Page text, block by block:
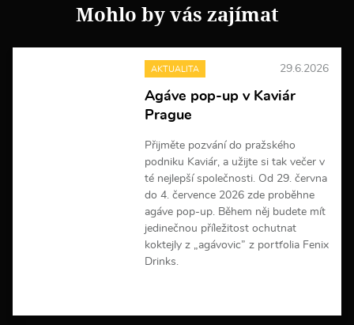
Mohlo by vás zajímat
AKTUALITA 29.6.2026
Agáve pop-up v Kaviár
Prague
Přijměte pozvání do pražského
podniku Kaviár, a užijte si tak večer v
té nejlepší společnosti. Od 29. června
do 4. července 2026 zde proběhne
agáve pop-up. Během něj budete mít
jedinečnou příležitost ochutnat
koktejly z „agávovic” z portfolia Fenix
Drinks.